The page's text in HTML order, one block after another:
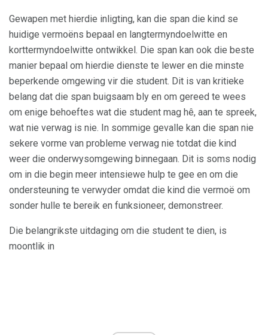
Gewapen met hierdie inligting, kan die span die kind se
huidige vermoëns bepaal en langtermyndoelwitte en
korttermyndoelwitte ontwikkel. Die span kan ook die beste
manier bepaal om hierdie dienste te lewer en die minste
beperkende omgewing vir die student. Dit is van kritieke
belang dat die span buigsaam bly en om gereed te wees
om enige behoeftes wat die student mag hê, aan te spreek,
wat nie verwag is nie. In sommige gevalle kan die span nie
sekere vorme van probleme verwag nie totdat die kind
weer die onderwysomgewing binnegaan. Dit is soms nodig
om in die begin meer intensiewe hulp te gee en om die
ondersteuning te verwyder omdat die kind die vermoë om
sonder hulle te bereik en funksioneer, demonstreer.
Die belangrikste uitdaging om die student te dien, is
moontlik in